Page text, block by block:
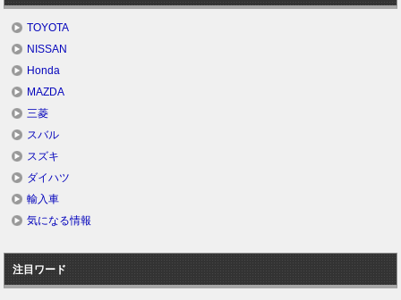
TOYOTA
NISSAN
Honda
MAZDA
三菱
スバル
スズキ
ダイハツ
輸入車
気になる情報
注目ワード